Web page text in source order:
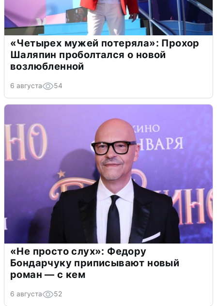
«Четырех мужей потеряла»: Прохор
Шаляпин проболтался о новой
возлюбленной
6 августа 54
«Не просто слух»: Федору
Бондарчуку приписывают новый
роман — с кем
6 августа 52